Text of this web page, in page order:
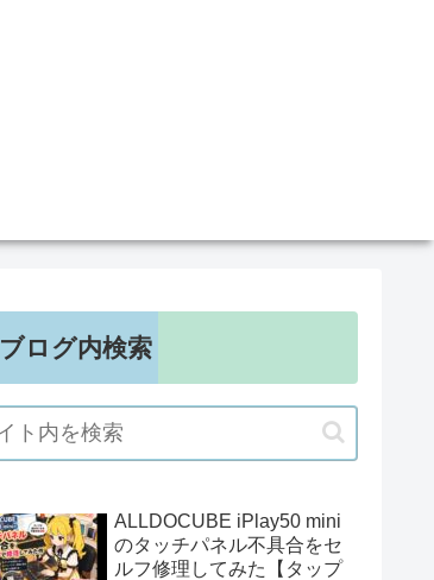
ブログ内検索
ALLDOCUBE iPlay50 mini
のタッチパネル不具合をセ
ルフ修理してみた【タップ